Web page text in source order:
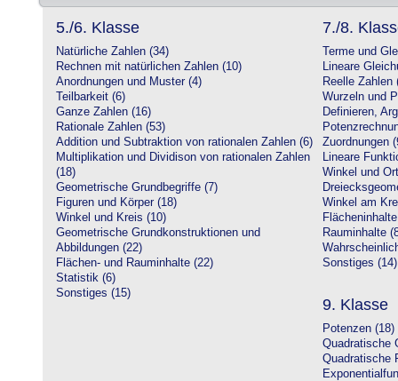
5./6. Klasse
Natürliche Zahlen (34)
Rechnen mit natürlichen Zahlen (10)
Anordnungen und Muster (4)
Teilbarkeit (6)
Ganze Zahlen (16)
Rationale Zahlen (53)
Addition und Subtraktion von rationalen Zahlen (6)
Multiplikation und Dividison von rationalen Zahlen
(18)
Geometrische Grundbegriffe (7)
Figuren und Körper (18)
Winkel und Kreis (10)
Geometrische Grundkonstruktionen und
Abbildungen (22)
Flächen- und Rauminhalte (22)
Statistik (6)
Sonstiges (15)
7./8.
Terme und
Lineare
Reelle Zahlen
Wurzeln und
Definieren,
Zuordnungen
Lineare
Winkel und
Winkel am
Rauminhalte
Sonstiges (14)
9. Klasse
Potenzen (18)
Quadratische
Quadratische